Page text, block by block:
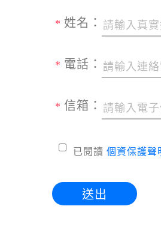
* 姓名：
* 電話：
* 信箱：
已閱讀 個資保護聲
送出